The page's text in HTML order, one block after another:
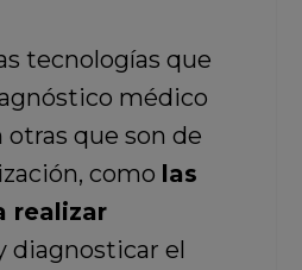
tecnologías que
médico
que son de
como las
realizar
diagnosticar el